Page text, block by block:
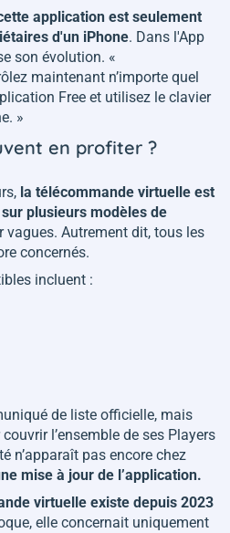
application est seulement
d'un iPhone. Dans l'App
son évolution. «
maintenant n’importe quel
Free et utilisez le clavier
»
en profiter ?
la télécommande virtuelle est
plusieurs modèles de
vagues. Autrement dit, tous les
concernés.
incluent :
de liste officielle, mais
l’ensemble de ses Players
n’apparaît pas encore chez
mise à jour de l’application.
virtuelle existe depuis 2023
elle concernait uniquement